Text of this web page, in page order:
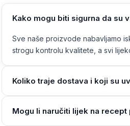
Kako mogu biti sigurna da su
Sve naše proizvode nabavljamo
strogu kontrolu kvalitete, a svi
Koliko traje dostava i koji su
Mogu li naručiti lijek na recept